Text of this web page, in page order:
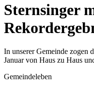
Sternsinger
In unserer Gemeinde zogen
Januar von Haus zu Haus
Gemeindeleben